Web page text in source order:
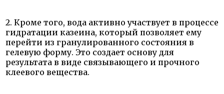
2. Кроме того, вода активно участвует в процессе
гидратации казеина, который позволяет ему
перейти из гранулированного состояния в
гелевую форму. Это создает основу для
результата в виде связывающего и прочного
клеевого вещества.